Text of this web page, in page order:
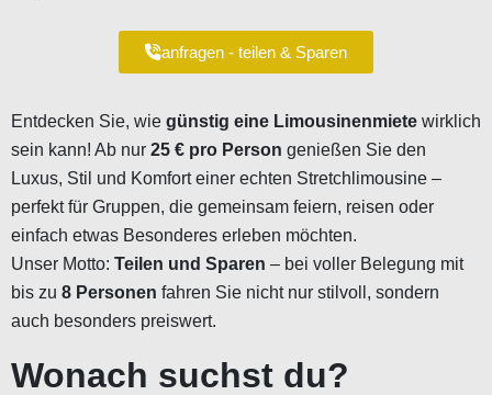
anfragen - teilen & Sparen
Entdecken Sie, wie günstig eine Limousinenmiete wirklich
sein kann! Ab nur 25 € pro Person genießen Sie den
Luxus, Stil und Komfort einer echten Stretchlimousine –
perfekt für Gruppen, die gemeinsam feiern, reisen oder
einfach etwas Besonderes erleben möchten.
Unser Motto: Teilen und Sparen – bei voller Belegung mit
bis zu 8 Personen fahren Sie nicht nur stilvoll, sondern
auch besonders preiswert.
Wonach suchst du?